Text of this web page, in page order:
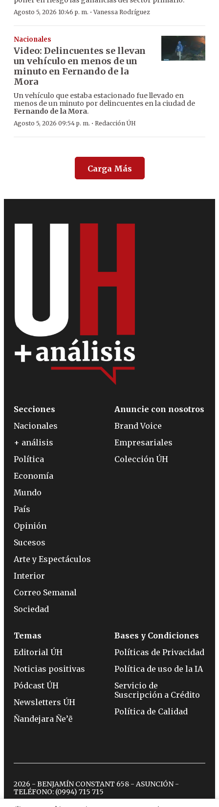
Agosto 5, 2026 10:46 p. m. ·Vanessa Rodríguez
Nacionales
Video: Delincuentes se llevan
un vehículo en menos de un
minuto en Fernando de la
Mora
Un vehículo que estaba estacionado fue llevado en
menos de un minuto por delincuentes en la ciudad de
Fernando de la Mora.
Agosto 5, 2026 09:54 p. m. · Redacción ÚH
Carga Más
Secciones
Nacionales
+ análisis
Política
Economía
Mundo
País
Opinión
Sucesos
Arte y Espectáculos
Interior
Correo Semanal
Sociedad
Anuncie con nosotros
Brand Voice
Empresariales
Colección ÚH
Temas
Editorial ÚH
Noticias positivas
Pódcast ÚH
Newsletters ÚH
Ñandejara Ñe’ẽ
Bases y Condiciones
Políticas de Privacidad
Política de uso de la IA
Servicio de
Suscripción a Crédito
Política de Calidad
2026 - BENJAMÍN CONSTANT 658 - ASUNCIÓN -
TELÉFONO: (0994) 715 715